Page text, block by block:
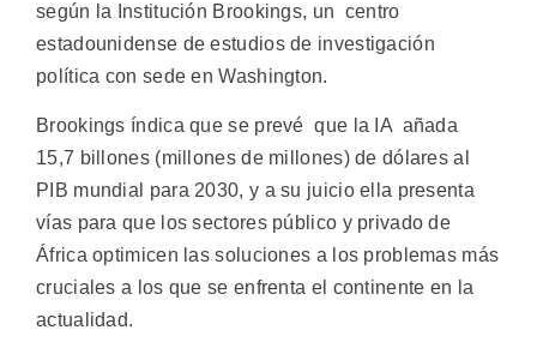
según la Institución Brookings, un centro
estadounidense de estudios de investigación
política con sede en Washington.
Brookings índica que se prevé que la IA añada
15,7 billones (millones de millones) de dólares al
PIB mundial para 2030, y a su juicio ella presenta
vías para que los sectores público y privado de
África optimicen las soluciones a los problemas más
cruciales a los que se enfrenta el continente en la
actualidad.